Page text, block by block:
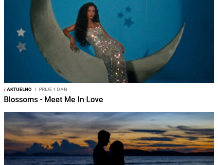
/AKTUELNO I PRIJE 1 DAN
Blossoms - Meet Me In Love